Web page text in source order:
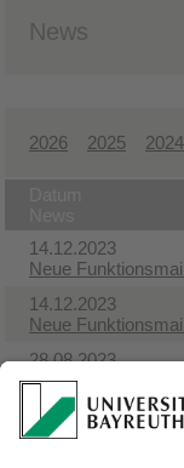
News
2026 2025 2024
14.12.2023
Neue
14.12.2023
Neue
28.08.2023
Ausschuss für
04.05.2023
Hautschutzplan